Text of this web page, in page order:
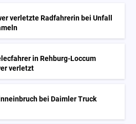
verletzte Radfahrerin bei Unfall
in Rehburg-Loccum
verletzt
bei Daimler Truck